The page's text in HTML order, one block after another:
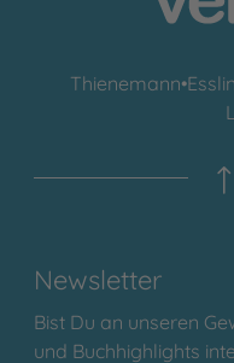
Thienemann•
Newsletter
Bist Du an unseren
und Buchhighlights